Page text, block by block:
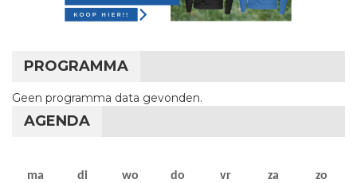
PROGRAMMA
Geen programma data gevonden.
AGENDA
ma maandag
di dinsdag
wo woensdag
do donderdag
vr vrijdag
za zaterdag
zo